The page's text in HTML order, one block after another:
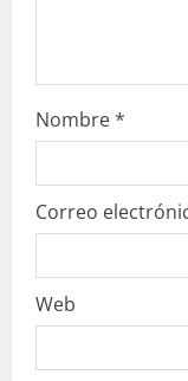
Nombre*
Correo
Web